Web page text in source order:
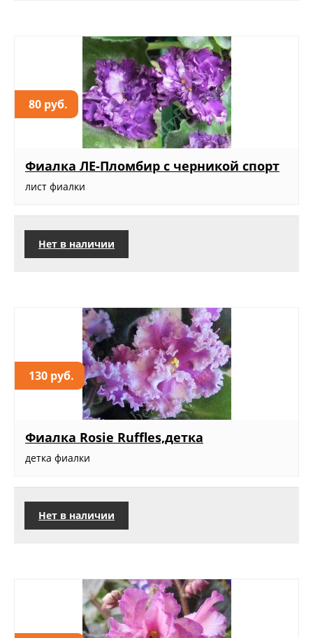
80 руб.
Фиалка ЛЕ-Пломбир с черникой спорт
лист фиалки
Нет в наличии
130 руб.
Фиалка Rosie Ruffles,детка
детка фиалки
Нет в наличии